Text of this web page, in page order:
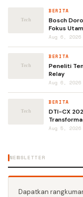
BERITA
Bosch
Fokus
Aug 6, 2026
BERITA
Peneliti
Relay
Aug 6, 2026
BERITA
DTI-CX
Aug 5, 2026
NEWSLETTER
Dapatkan